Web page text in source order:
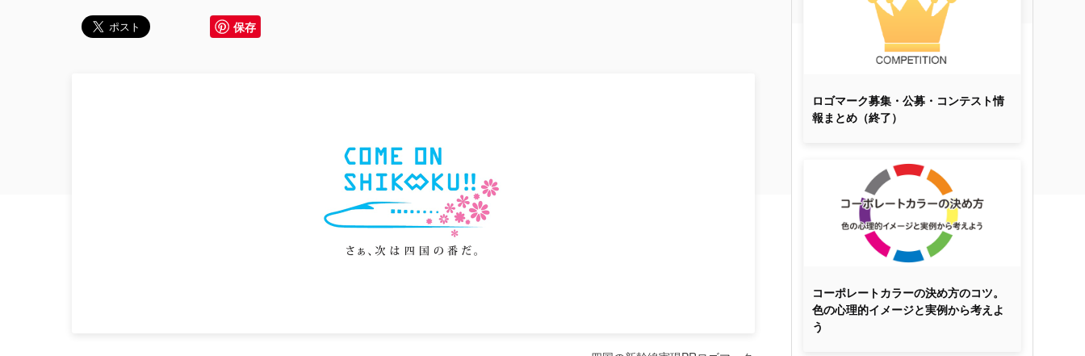
保存
ロゴマーク募集・公募・コンテスト情
報まとめ（終了）
コーポレートカラーの決め方のコツ。
色の心理的イメージと実例から考えよ
う